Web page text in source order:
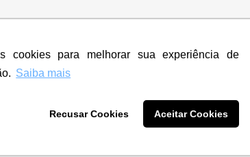
cookies para melhorar sua experiência de
Saiba mais
Recusar Cookies Aceitar Cookies
designers de logotipos online para criar a
de visita, folder, flyer, website e muito